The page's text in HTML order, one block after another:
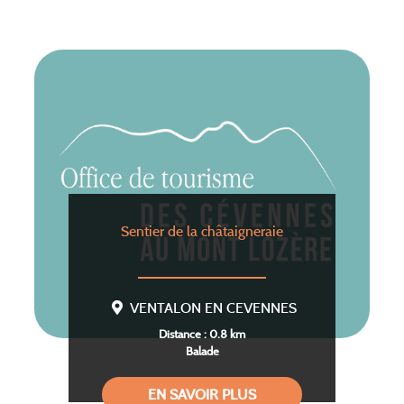
Sentier de la châtaigneraie
VENTALON EN CEVENNES
Distance : 0.8 km
Balade
EN SAVOIR PLUS